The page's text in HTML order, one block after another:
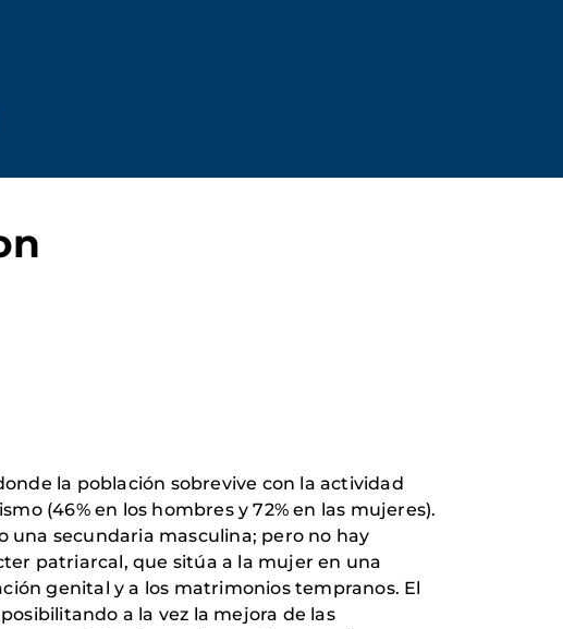
la población sobrevive con la actividad
(46% en los hombres y 72% en las mujeres).
una secundaria masculina; pero no hay
patriarcal, que sitúa a la mujer en una
genital y a los matrimonios tempranos. El
a la vez la mejora de las